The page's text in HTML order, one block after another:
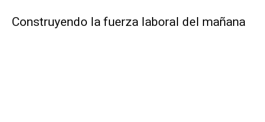
Construyendo la fuerza laboral del mañana